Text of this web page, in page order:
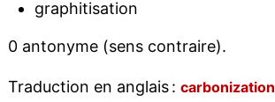
graphitisation
0 antonyme (sens contraire).
Traduction en anglais : carbonization